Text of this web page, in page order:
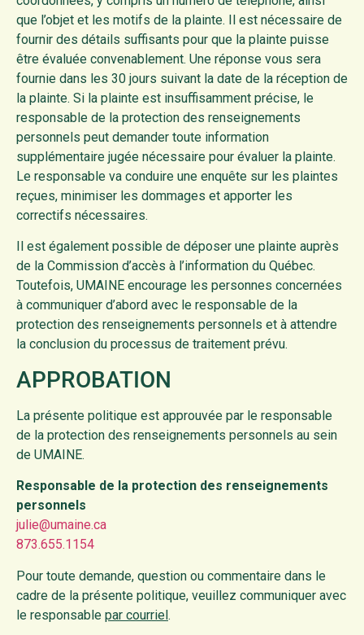
que l’objet et les motifs de la plainte. Il est nécessaire de
fournir des détails suffisants pour que la plainte puisse
être évaluée convenablement. Une réponse vous sera
fournie dans les 30 jours suivant la date de la réception de
la plainte. Si la plainte est insuffisamment précise, le
responsable de la protection des renseignements
personnels peut demander toute information
supplémentaire jugée nécessaire pour évaluer la plainte.
Le responsable va conduire une enquête sur les plaintes
reçues, minimiser les dommages et apporter les
correctifs nécessaires.
Il est également possible de déposer une plainte auprès
de la Commission d’accès à l’information du Québec.
Toutefois, UMAINE encourage les personnes concernées
à communiquer d’abord avec le responsable de la
protection des renseignements personnels et à attendre
la conclusion du processus de traitement prévu.
APPROBATION
La présente politique est approuvée par le responsable
de la protection des renseignements personnels au sein
de UMAINE.
Responsable de la protection des renseignements
personnels
julie@umaine.ca
873.655.1154
Pour toute demande, question ou commentaire dans le
cadre de la présente politique, veuillez communiquer avec
le responsable par courriel.